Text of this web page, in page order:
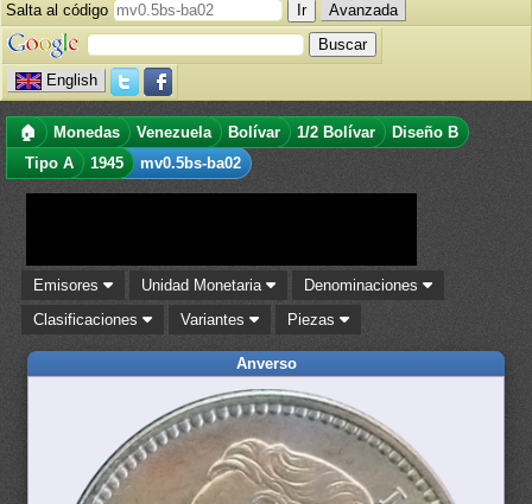
Salta al código
Avanzada
English
🏠 Monedas Venezuela Bolívar 1/2 Bolívar
Diseño B
Tipo A
1945 mv0.5bs-ba02
Emisores Unidad Monetaria
Denominaciones
Clasificaciones
Variantes Piezas
Anverso